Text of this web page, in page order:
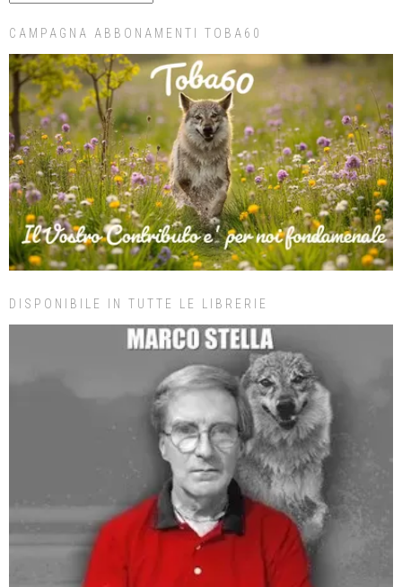
CAMPAGNA ABBONAMENTI TOBA60
DISPONIBILE IN TUTTE LE LIBRERIE